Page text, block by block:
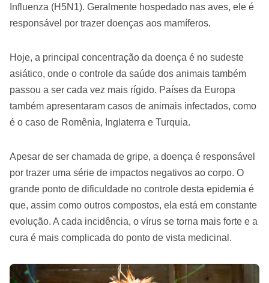
Influenza (H5N1). Geralmente hospedado nas aves, ele é
responsável por trazer doenças aos mamíferos.
Hoje, a principal concentração da doença é no sudeste
asiático, onde o controle da saúde dos animais também
passou a ser cada vez mais rígido. Países da Europa
também apresentaram casos de animais infectados, como
é o caso de Romênia, Inglaterra e Turquia.
Apesar de ser chamada de gripe, a doença é responsável
por trazer uma série de impactos negativos ao corpo. O
grande ponto de dificuldade no controle desta epidemia é
que, assim como outros compostos, ela está em constante
evolução. A cada incidência, o vírus se torna mais forte e a
cura é mais complicada do ponto de vista medicinal.